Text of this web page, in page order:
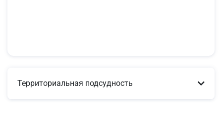
Территориальная подсудность